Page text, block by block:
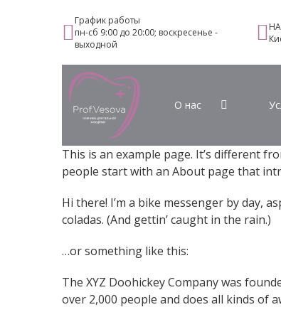
График работы
пн-сб 9:00 до 20:00; воскресенье -
выходной
О нас
This is an example page. It’s different
people start with an About page that
Hi there! I’m a bike messenger by day,
coladas. (And gettin’ caught in the rain.)
…or something like this:
The XYZ Doohickey Company was
over 2,000 people and does all kinds of